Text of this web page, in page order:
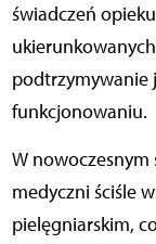
świadczeń
podtrzymywanie
funkcjonowaniu.
W
medyczni ściśle
pielęgniarskim,